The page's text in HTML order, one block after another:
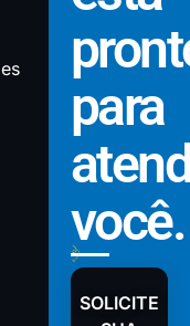
para
você.
SOLICITE